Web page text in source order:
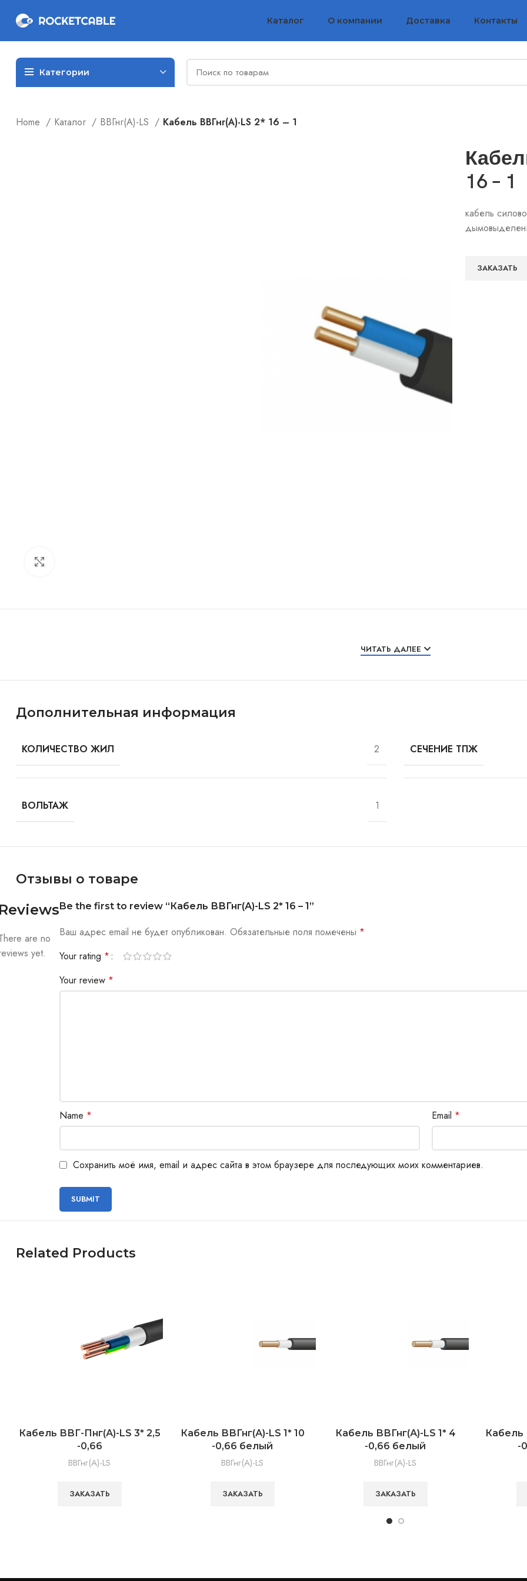
Каталог О компании Доставка Контакты
Категории
Home Каталог ВВГнг(А)-LS Кабель ВВГнг(А)-LS 2* 16 – 1
16 – 1
кабель
ЗАКАЗАТЬ
ЧИТАТЬ ДАЛЕЕ
Дополнительная информация
КОЛИЧЕСТВО ЖИЛ 2 СЕЧЕНИЕ ТПЖ
ВОЛЬТАЖ 1
Отзывы о товаре
are no
yet.
Be the first to review “Кабель ВВГнг(А)-LS 2* 16 – 1”
Ваш адрес email не будет опубликован. Обязательные поля помечены *
Your rating *
Your review *
Name * Email *
Сохранить моё имя, email и адрес сайта в этом браузере для последующих моих комментариев.
Related Products
Кабель ВВГ-Пнг(А)-LS 3* 2,5
-0,66
ВВГнг(А)-LS
ЗАКАЗАТЬ
Кабель ВВГнг(А)-LS 1* 10
-0,66 белый
ВВГнг(А)-LS
ЗАКАЗАТЬ
Кабель ВВГнг(А)-LS 1* 4
-0,66 белый
ВВГнг(А)-LS
ЗАКАЗАТЬ
Кабель
-